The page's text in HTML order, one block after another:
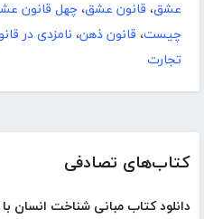
کتاب‌های تصادفی
دانلود کتاب مبانی شناخت انسان
عشق، قانون عشق، چهل قانون
چیست، قانون ذهن، نامزدی در
تجارت